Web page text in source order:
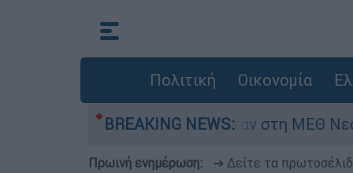
Πολιτική Οικονομία
BREAKING NEWS:
8 ημερών - Νοσηλευόταν στη ΜΕΘ Νεογνών
Πρωινή ενημέρωση: ➔ Δείτε τα